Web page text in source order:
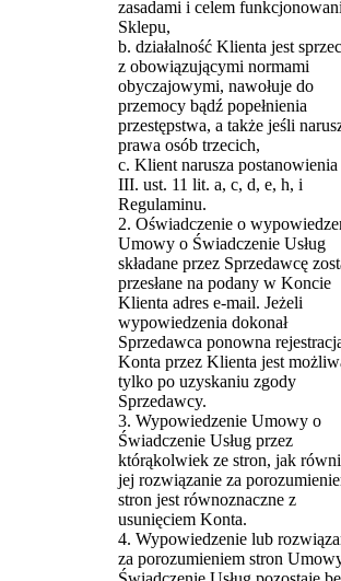
zasadami i celem
Sklepu,
b. działalność Klienta jest
z obowiązującymi normami
obyczajowymi, nawołuje do
przemocy bądź popełnienia
przestępstwa, a także jeśli
prawa osób trzecich,
c. Klient narusza
III. ust. 11 lit. a, c, d, e, h, i
Regulaminu.
2. Oświadczenie o
Umowy o Świadczenie Usług
składane przez Sprzedawcę
przesłane na podany w Koncie
Klienta adres e-mail. Jeżeli
wypowiedzenia dokonał
Sprzedawca ponowna
Konta przez Klienta jest
tylko po uzyskaniu zgody
Sprzedawcy.
3. Wypowiedzenie Umowy o
Świadczenie Usług przez
którąkolwiek ze stron, jak
jej rozwiązanie za
stron jest równoznaczne z
usunięciem Konta.
4. Wypowiedzenie lub
za porozumieniem stron